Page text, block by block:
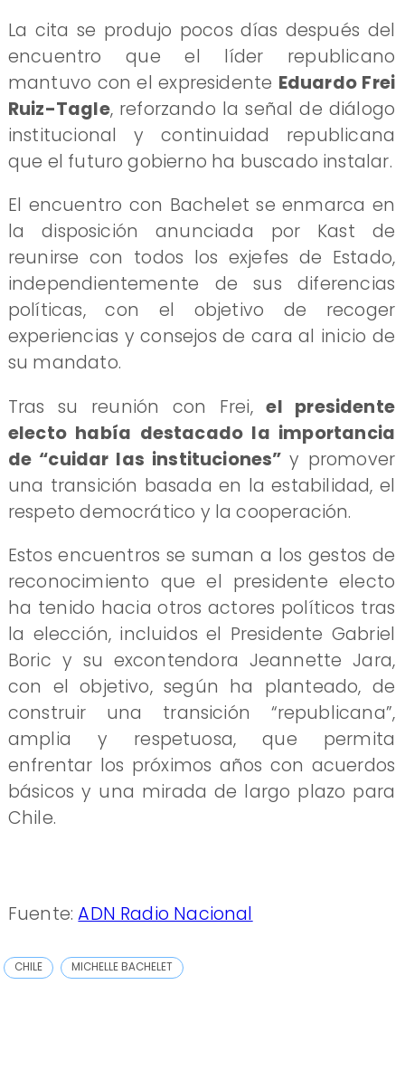
La cita se produjo pocos días después del
encuentro que el líder republicano
mantuvo con el expresidente Eduardo Frei
Ruiz-Tagle, reforzando la señal de diálogo
institucional y continuidad republicana
que el futuro gobierno ha buscado instalar.
El encuentro con Bachelet se enmarca en
la disposición anunciada por Kast de
reunirse con todos los exjefes de Estado,
independientemente de sus diferencias
políticas, con el objetivo de recoger
experiencias y consejos de cara al inicio de
su mandato.
Tras su reunión con Frei,el presidente
electo había destacado la importancia
de “cuidar las instituciones” y promover
una transición basada en la estabilidad, el
respeto democrático y la cooperación.
Estos encuentros se suman a los gestos de
reconocimiento que el presidente electo
ha tenido hacia otros actores políticos tras
la elección, incluidos el Presidente Gabriel
Boric y su excontendora Jeannette Jara,
con el objetivo, según ha planteado, de
construir una transición “republicana”,
amplia y respetuosa, que permita
enfrentar los próximos años con acuerdos
básicos y una mirada de largo plazo para
Chile.
Fuente:ADN Radio Nacional
CHILE MICHELLE BACHELET